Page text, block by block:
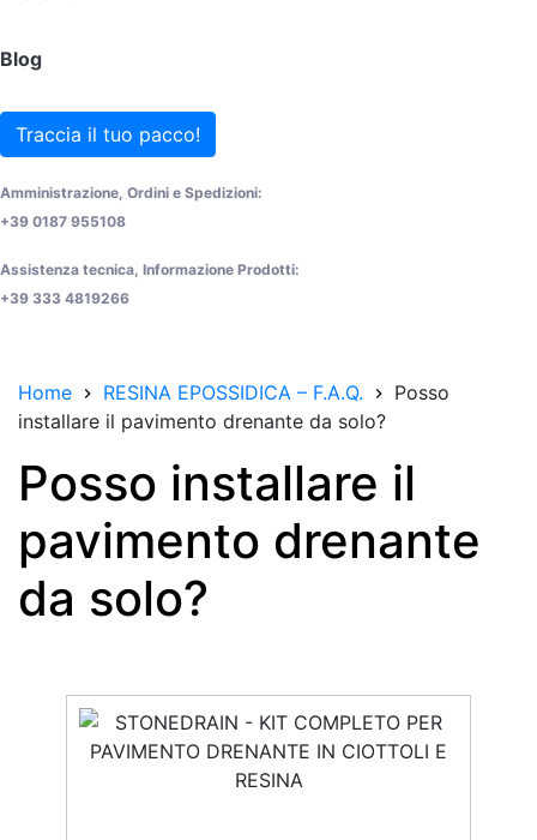
Blog
Traccia il tuo pacco!
Amministrazione, Ordini e Spedizioni:
+39 0187 955108
Assistenza tecnica, Informazione Prodotti:
+39 333 4819266
Home RESINA EPOSSIDICA – F.A.Q.
Posso
installare il pavimento drenante da solo?
Posso installare il
pavimento drenante
da solo?